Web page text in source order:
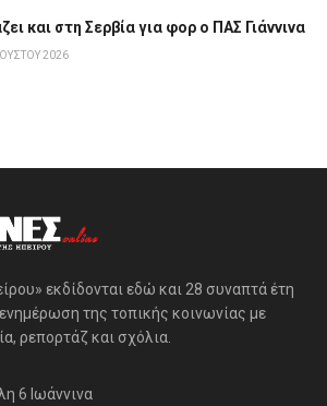
και στη Σερβία για φορ ο ΠΑΣ Γιάννινα
2026
εκδίδονται εδώ και 28 συναπτά έτη
της τοπικής κοινωνίας με
ρεπορτάζ και σχόλια.
6 Ιωάννινα